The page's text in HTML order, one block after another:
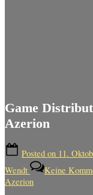
Game
Azerion
Posted on 11.
Wendt
Keine
Azerion